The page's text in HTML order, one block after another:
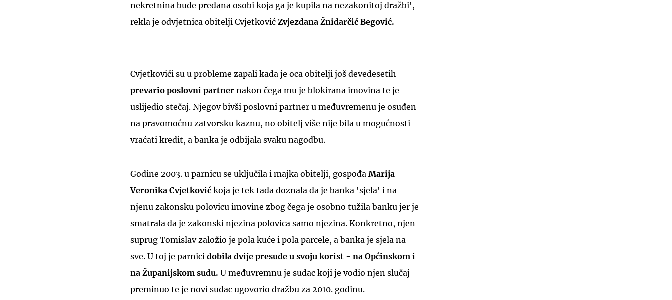
nekretnina bude predana osobi koja ga je kupila na nezakonitoj dražbi',
rekla je odvjetnica obitelji Cvjetković Zvjezdana Žnidarčić Begović.
Cvjetkovići su u probleme zapali kada je oca obitelji još devedesetih
prevario poslovni partner nakon čega mu je blokirana imovina te je
uslijedio stečaj. Njegov bivši poslovni partner u međuvremenu je osuđen
na pravomoćnu zatvorsku kaznu, no obitelj više nije bila u mogućnosti
vraćati kredit, a banka je odbijala svaku nagodbu.
Godine 2003. u parnicu se uključila i majka obitelji, gospođa Marija
Veronika Cvjetković koja je tek tada doznala da je banka 'sjela' i na
njenu zakonsku polovicu imovine zbog čega je osobno tužila banku jer je
smatrala da je zakonski njezina polovica samo njezina. Konkretno, njen
suprug Tomislav založio je pola kuće i pola parcele, a banka je sjela na
sve. U toj je parnici dobila dvije presude u svoju korist - na Općinskom i
na Županijskom sudu. U međuvremnu je sudac koji je vodio njen slučaj
preminuo te je novi sudac ugovorio dražbu za 2010. godinu.